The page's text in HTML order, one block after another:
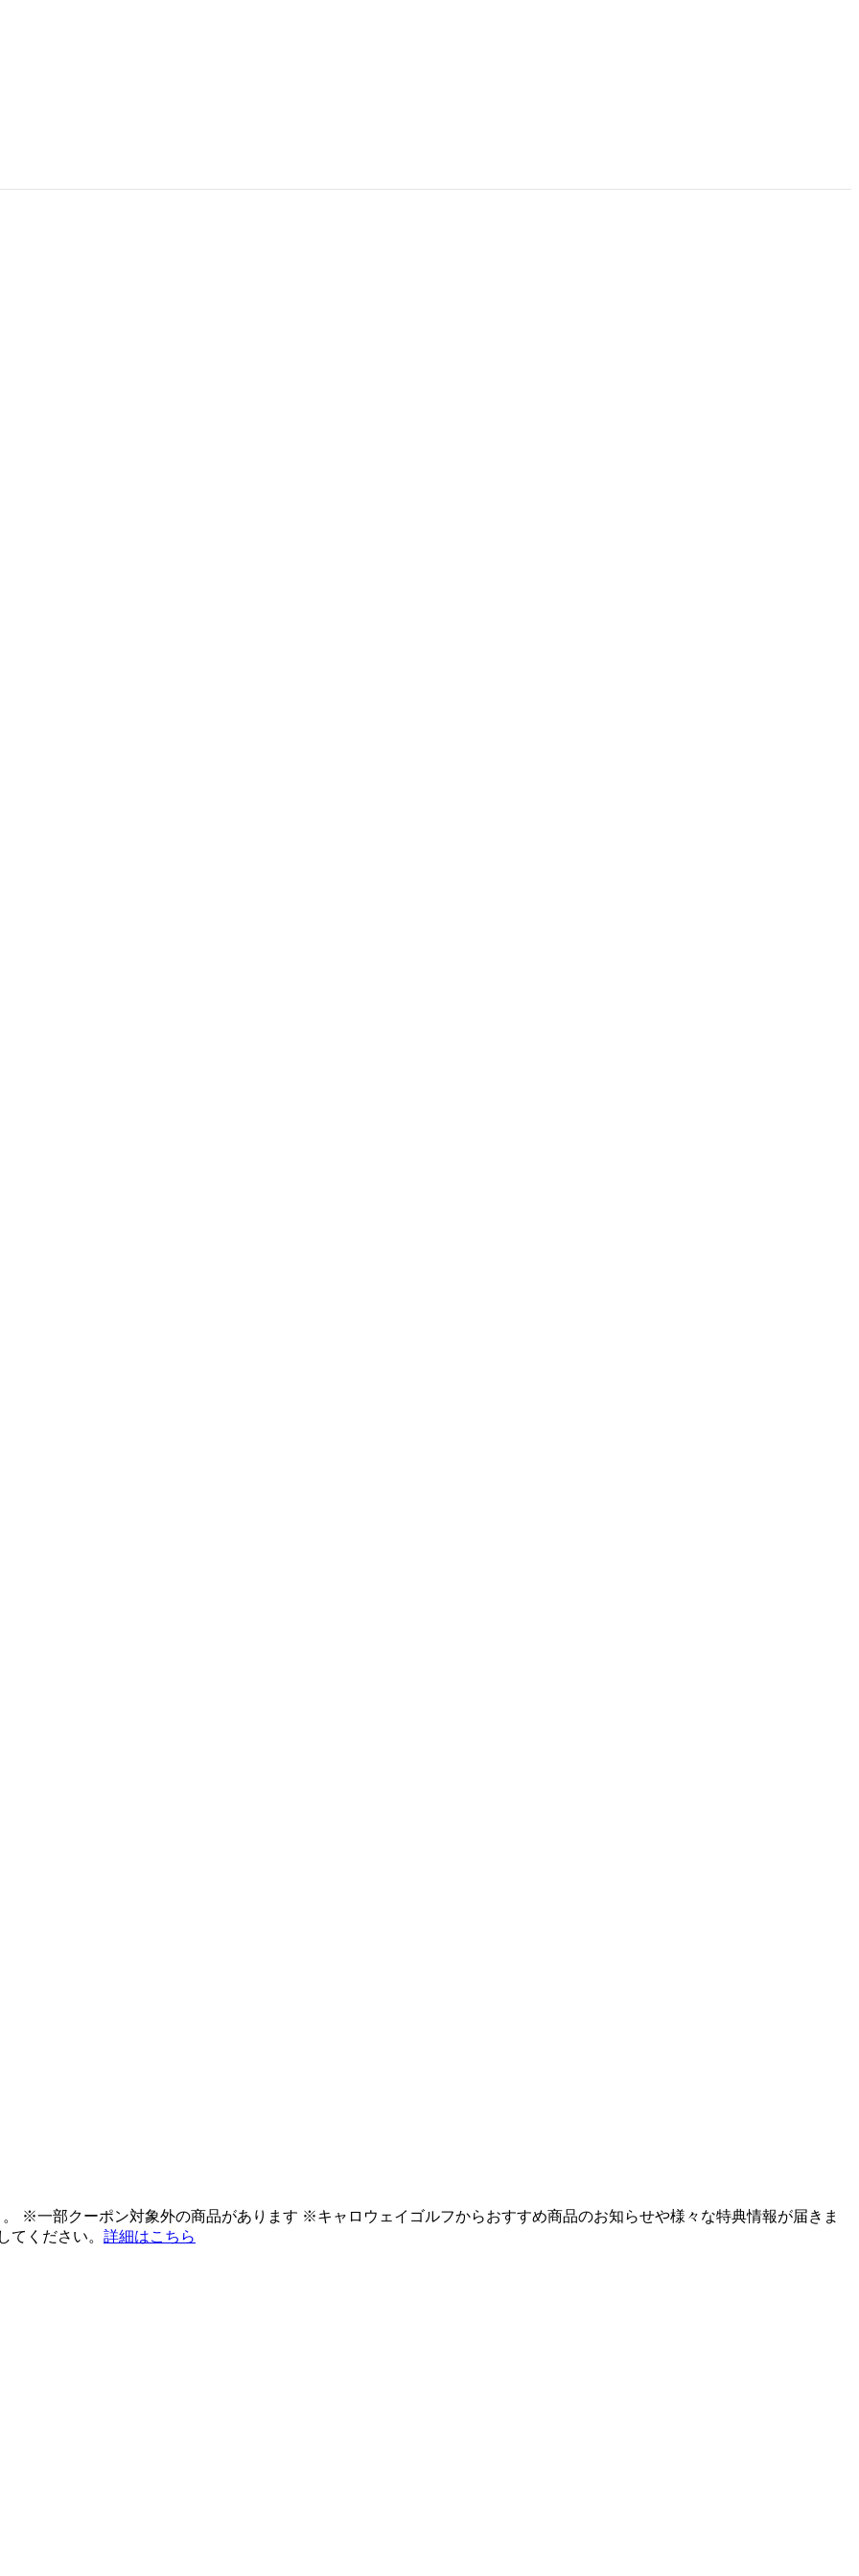
※一部クーポン対象外の商品があります ※キャロウェイゴルフからおすすめ商品のお知らせや様々な特典情報が届きま
てください。 詳細はこちら